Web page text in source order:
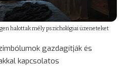
halottak mély pszichológiai üzeneteket
gazdagítják és
kapcsolatos